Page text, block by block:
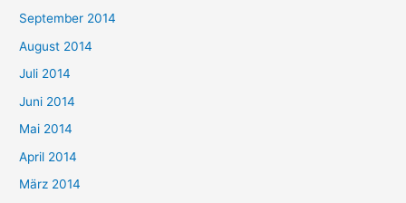
September 2014
August 2014
Juli 2014
Juni 2014
Mai 2014
April 2014
März 2014